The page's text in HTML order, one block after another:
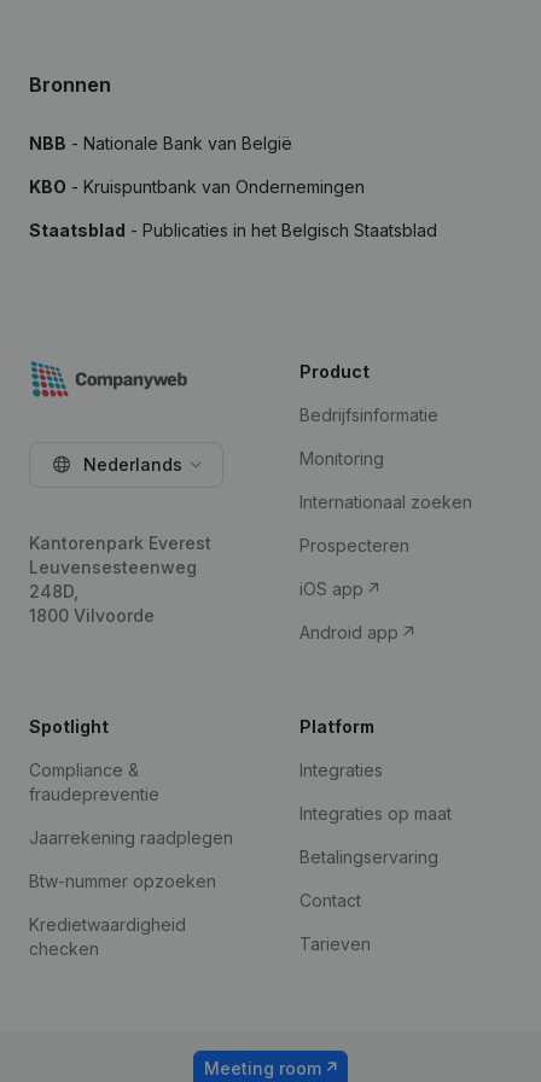
Bronnen
NBB - Nationale Bank van België
KBO - Kruispuntbank van Ondernemingen
Staatsblad - Publicaties in het Belgisch Staatsblad
Nederlands
Kantorenpark Everest
Leuvensesteenweg
248D,
1800 Vilvoorde
Product
Bedrijfsinformatie
Monitoring
Internationaal zoeken
Prospecteren
iOS app
Android app
Spotlight
Compliance &
fraudepreventie
Jaarrekening raadplegen
Btw-nummer opzoeken
Kredietwaardigheid
checken
Platform
Integraties
Integraties op maat
Betalingservaring
Contact
Tarieven
Meeting room